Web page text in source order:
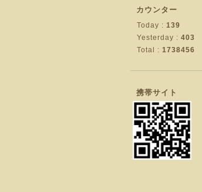
カウンター
Today : 139
Yesterday : 403
Total : 1738456
携帯サイト